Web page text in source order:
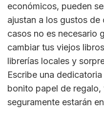
económicos, pueden
ajustan a los gustos de
casos no es necesario
cambiar tus viejos
librerías locales y
Escribe una
bonito papel de
seguramente estarán